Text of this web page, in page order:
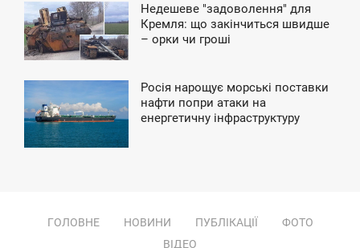
Недешеве "задоволення" для
Кремля: що закінчиться швидше
– орки чи гроші
Росія нарощує морські поставки
нафти попри атаки на
енергетичну інфраструктуру
ГОЛОВНЕ НОВИНИ ПУБЛІКАЦІЇ
ФОТО
ВІДЕО